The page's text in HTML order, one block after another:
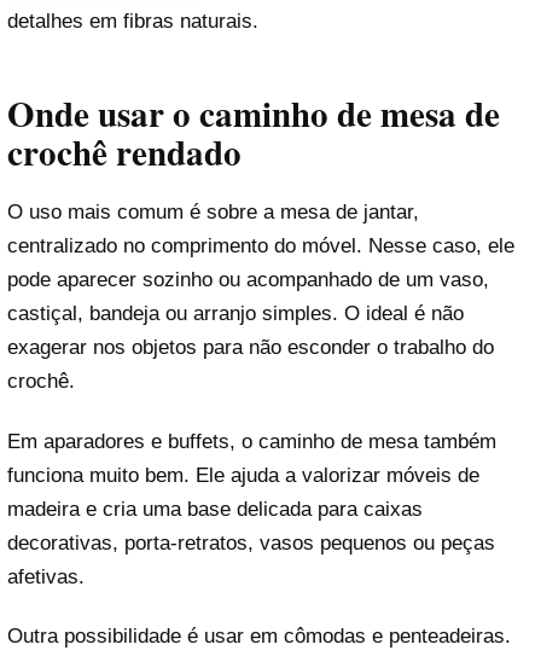
detalhes em fibras naturais.
Onde usar o caminho de mesa de
crochê rendado
O uso mais comum é sobre a mesa de jantar,
centralizado no comprimento do móvel. Nesse caso, ele
pode aparecer sozinho ou acompanhado de um vaso,
castiçal, bandeja ou arranjo simples. O ideal é não
exagerar nos objetos para não esconder o trabalho do
crochê.
Em aparadores e buffets, o caminho de mesa também
funciona muito bem. Ele ajuda a valorizar móveis de
madeira e cria uma base delicada para caixas
decorativas, porta-retratos, vasos pequenos ou peças
afetivas.
Outra possibilidade é usar em cômodas e penteadeiras.